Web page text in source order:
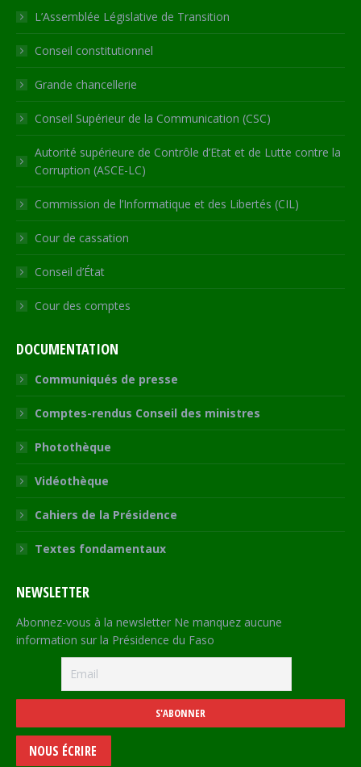
in
new
window
in
new
window
in
new
window
in
new
window
opens
in
new
L’Assemblée Législative de Transition
Conseil constitutionnel
Grande chancellerie
Conseil Supérieur de la Communication (CSC)
Autorité supérieure de Contrôle d’Etat et de Lutte contre la
Corruption (ASCE-LC)
Commission de l’Informatique et des Libertés (CIL)
Cour de cassation
Conseil d’État
Cour des comptes
DOCUMENTATION
Communiqués de presse
Comptes-rendus Conseil des ministres
Photothèque
Vidéothèque
Cahiers de la Présidence
Textes fondamentaux
NEWSLETTER
Abonnez-vous à la newsletter Ne manquez aucune
information sur la Présidence du Faso
NOUS ÉCRIRE